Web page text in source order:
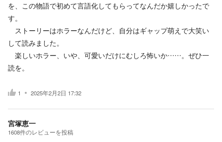
を、この物語で初めて言語化してもらってなんだか嬉しかったで
す。
ストーリーはホラーなんだけど、自分はギャップ萌えで大笑い
して読みました。
楽しいホラー、いや、可愛いだけにむしろ怖いか……。ぜひ一
読を。
1 2025年2月2日 17:32
宮塚恵一
1608件のレビューを投稿